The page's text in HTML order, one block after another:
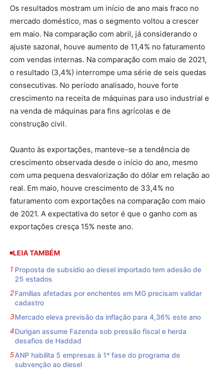
Os resultados mostram um início de ano mais fraco no
mercado doméstico, mas o segmento voltou a crescer
em maio. Na comparação com abril, já considerando o
ajuste sazonal, houve aumento de 11,4% no faturamento
com vendas internas. Na comparação com maio de 2021,
o resultado (3,4%) interrompe uma série de seis quedas
consecutivas. No período analisado, houve forte
crescimento na receita de máquinas para uso industrial e
na venda de máquinas para fins agrícolas e de
construção civil.
Quanto às exportações, manteve-se a tendência de
crescimento observada desde o início do ano, mesmo
com uma pequena desvalorização do dólar em relação ao
real. Em maio, houve crescimento de 33,4% no
faturamento com exportações na comparação com maio
de 2021. A expectativa do setor é que o ganho com as
exportações cresça 15% neste ano.
LEIA TAMBÉM
Proposta de subsídio ao diesel importado tem adesão de
25 estados
Famílias afetadas por enchentes em MG precisam validar
cadastro
Mercado eleva previsão da inflação para 4,36% este ano
Durigan assume Fazenda sob pressão fiscal e herda
desafios de Haddad
ANP habilita 5 empresas à 1ª fase do programa de
subvenção ao diesel